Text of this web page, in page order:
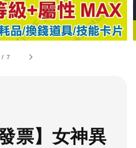
/ 7
發票】女神異